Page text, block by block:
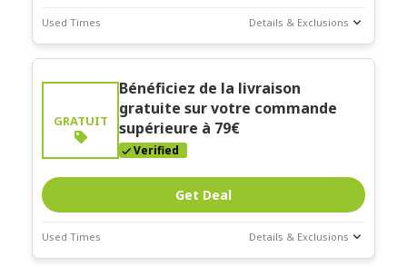
Used Times Details & Exclusions
Deal Stats
Expires:
GRATUIT
Bénéficiez de la livraison
gratuite sur votre commande
supérieure à 79€
Verified
Get Deal
Used Times Details & Exclusions